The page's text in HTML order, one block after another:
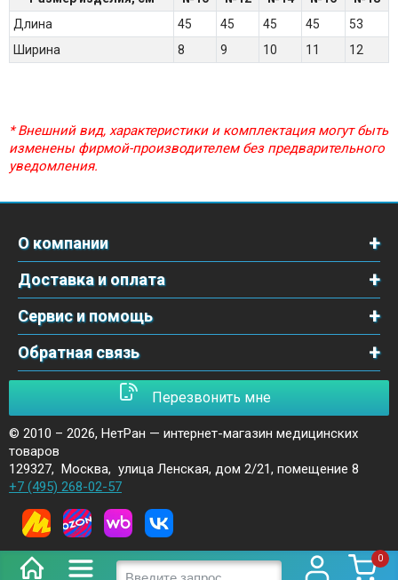
0
Длина
45 45 45 45
53
Ширина
8 9 10 11 12
* Внешний вид, характеристики и комплектация могут быть
изменены фирмой-производителем без предварительного
уведомления.
О компании
Доставка и оплата
Сервис и помощь
Обратная связь
Перезвонить мне
© 2010 – 2026, НетРан — интернет-магазин медицинских
товаров
129327, Москва, улица Ленская, дом 2/21, помещение 8
+7 (495) 268-02-57